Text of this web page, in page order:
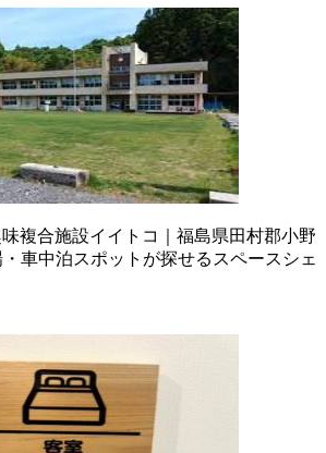
味複合施設イイトコ｜福島県田村郡小野
車中泊スポットが探せるスペースシェ